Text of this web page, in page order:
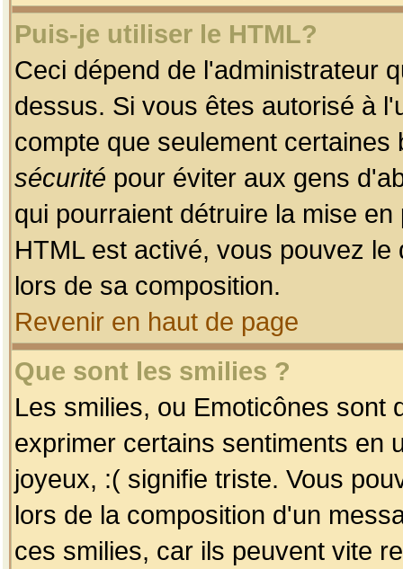
Puis-je utiliser le HTML?
Ceci dépend de l'administrateur
dessus. Si vous êtes autorisé à
compte que seulement
sécurité pour éviter aux gens
qui pourraient détruire la mise
HTML est activé, vous pouvez
lors de sa composition.
Revenir en haut de page
Que sont les smilies ?
Les smilies, ou Emoticônes sont
exprimer certains sentiments en
joyeux, :( signifie triste. Vous
lors de la composition d'un
ces smilies, car ils peuvent vite